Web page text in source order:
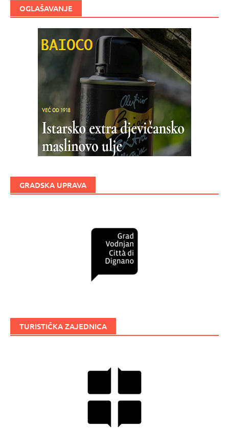
OGLAŠAVANJE
GRADSKA UPRAVA
TURISTIČKA ZAJEDNICA